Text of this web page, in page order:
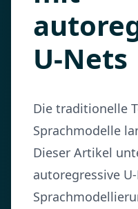
U-Nets
Die traditionelle
Sprachmodelle
Dieser Artikel
autoregressive